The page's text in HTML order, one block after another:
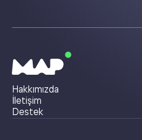
Hakkımızda
İletişim
Destek